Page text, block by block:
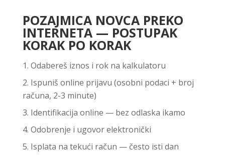
POZAJMICA NOVCA PREKO
INTERNETA — POSTUPAK
KORAK PO KORAK
Odabereš iznos i rok na kalkulatoru
Ispuniš online prijavu (osobni podaci + broj
računa, 2-3 minute)
Identifikacija online — bez odlaska ikamo
Odobrenje i ugovor elektronički
Isplata na tekući račun — često isti dan